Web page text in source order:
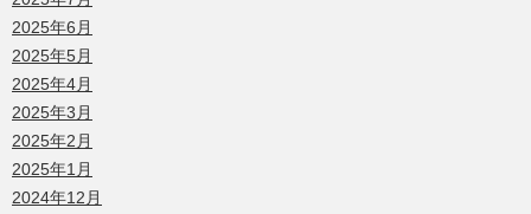
2025年6月
2025年5月
2025年4月
2025年3月
2025年2月
2025年1月
2024年12月